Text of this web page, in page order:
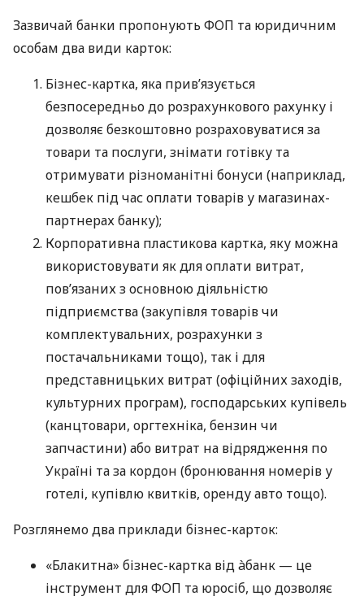
Зазвичай банки пропонують ФОП та юридичним
особам два види карток:
Бізнес-картка, яка прив’язується
безпосередньо до розрахункового рахунку і
дозволяє безкоштовно розраховуватися за
товари та послуги, знімати готівку та
отримувати різноманітні бонуси (наприклад,
кешбек під час оплати товарів у магазинах-
партнерах банку);
Корпоративна пластикова картка, яку можна
використовувати як для оплати витрат,
пов’язаних з основною діяльністю
підприємства (закупівля товарів чи
комплектувальних, розрахунки з
постачальниками тощо), так і для
представницьких витрат (офіційних заходів,
культурних програм), господарських купівель
(канцтовари, оргтехніка, бензин чи
запчастини) або витрат на відрядження по
Україні та за кордон (бронювання номерів у
готелі, купівлю квитків, оренду авто тощо).
Розглянемо два приклади бізнес-карток:
«Блакитна» бізнес-картка від àбанк — це
інструмент для ФОП та юросіб, що дозволяє